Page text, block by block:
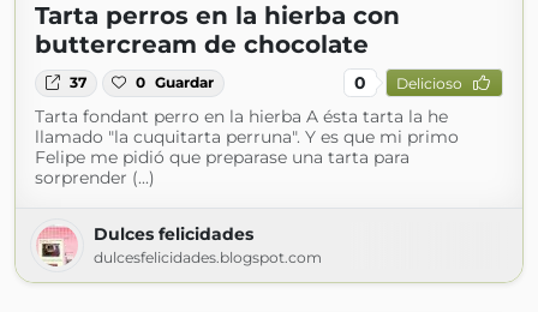
Tarta perros en la hierba con
buttercream de chocolate
37 0 Guardar 0 Delicioso
Tarta fondant perro en la hierba A ésta tarta la he
llamado "la cuquitarta perruna". Y es que mi primo
Felipe me pidió que preparase una tarta para
sorprender (...)
Dulces felicidades
dulcesfelicidades.blogspot.com